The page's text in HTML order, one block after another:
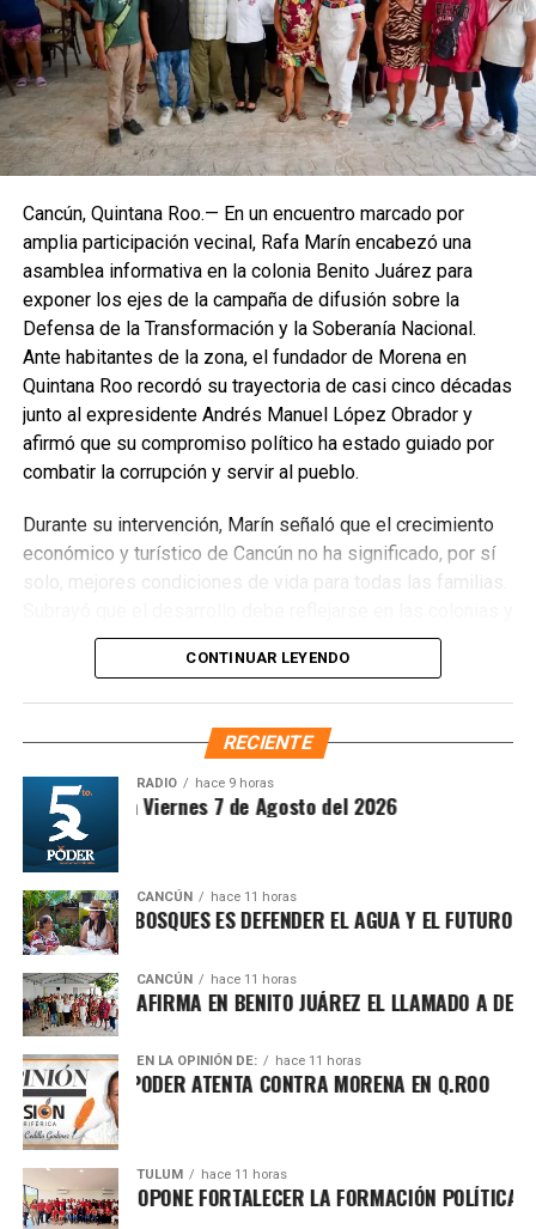
aisladas a una política permanente de recuperación
ambiental que involucre a los tres órdenes de gobierno,
comunidades, universidades y sociedad civil. Recordó que
cerca del 70% del territorio nacional cuenta con cobertura
forestal y que el país concentra alrededor del 12% de la
biodiversidad mundial, lo que obliga a reforzar la
especialmente en el sureste mexicano.
La Jornada Nacional de Reforestación intervendrá
ecosistemas como bosques templados, selvas húmedas
y secas, matorrales, pastizales y manglares mediante la
plantación de 302 especies, de las cuales 261 son nativas
y 41 endémicas. Las acciones alcanzarán 37 Áreas
Naturales Protegidas y 17 Áreas Destinadas
Voluntariamente a la Conservación, con el objetivo de
recuperar territorios estratégicos y fortalecer la resiliencia
Finalmente, Marybel Villegas afirmó que reforestar es
proteger el agua, regenerar los suelos y construir
recursos naturales también significa defender nuestra
calidad de vida”, expresó.
Cancún, Quintana Roo.— En un encuentro marcado por
amplia participación vecinal, Rafa Marín encabezó una
asamblea informativa en la colonia Benito Juárez para
exponer los ejes de la campaña de difusión sobre la
Defensa de la Transformación y la Soberanía Nacional.
Ante habitantes de la zona, el fundador de Morena en
Quintana Roo recordó su trayectoria de casi cinco décadas
junto al expresidente Andrés Manuel López Obrador y
afirmó que su compromiso político ha estado guiado por
combatir la corrupción y servir al pueblo.
Durante su intervención, Marín señaló que el crecimiento
económico y turístico de Cancún no ha significado, por sí
solo, mejores condiciones de vida para todas las familias.
en quienes históricamente han permanecido rezagados,
destacando el impacto de los programas sociales, el
incremento del salario mínimo y las inversiones federales
realizadas en el sureste durante el gobierno de López
Obrador. Enfatizó que estos avances deben consolidarse
para garantizar bienestar y justicia social.
Asimismo, explicó que la gira informativa responde al
llamado de fortalecer la defensa de la soberanía nacional
frente a expresiones que, dijo, promueven posturas
CONTINUAR LEYENDO
RECIENTE
RADIO hace 9 horas
Matutina Viernes 7 de Agosto del 2026
CANCÚN hace 11 horas
LOS BOSQUES ES DEFENDER EL AGUA Y EL FUTURO DE
CANCÚN hace 11 horas
MARÍN REAFIRMA EN BENITO JUÁREZ EL LLAMADO A
EN LA OPINIÓN DE: hace 11 horas
POR EL PODER ATENTA CONTRA MORENA EN Q.ROO
TULUM hace 11 horas
ALDAY PROPONE FORTALECER LA FORMACIÓN POLÍTICA